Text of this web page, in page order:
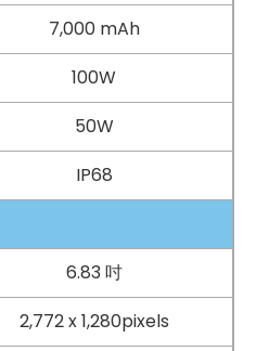
食、城市街景，或是壯闊風
色彩。其中長焦鏡頭具備 5x
數位變焦
17T Pro 也搭配 Leica Live
快速分享，讓精彩瞬間不必
萬畫素鏡頭，適合自
7,000 mAh
100W
50W
IP68
6.83 吋
2,772 x 1,280pixels